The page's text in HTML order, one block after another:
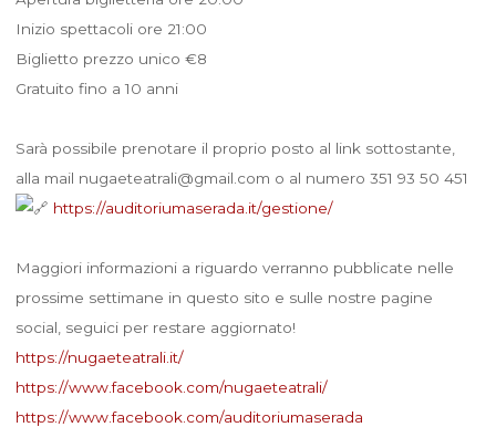
Inizio spettacoli ore 21:00
Biglietto prezzo unico €8
Gratuito fino a 10 anni
Sarà possibile prenotare il proprio posto al link sottostante,
alla mail nugaeteatrali@gmail.com o al numero 351 93 50 451
https://auditoriumaserada.it/gestione/
Maggiori informazioni a riguardo verranno pubblicate nelle
prossime settimane in questo sito e sulle nostre pagine
social, seguici per restare aggiornato!
https://nugaeteatrali.it/
https://www.facebook.com/nugaeteatrali/
https://www.facebook.com/auditoriumaserada